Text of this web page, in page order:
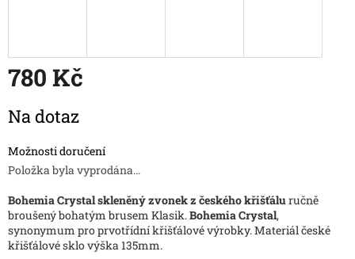
780 Kč
cena:
Na dotaz
Možnosti doručení
Položka byla vyprodána…
Bohemia Crystal skleněný zvonek z českého křišťáluručně
broušený bohatým brusem Klasik.Bohemia Crystal,
synonymum pro prvotřídní křišťálové výrobky. Materiál české
křišťálové sklo výška 135mm.